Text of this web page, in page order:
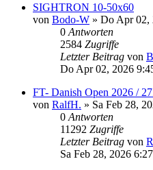
SIGHTRON 10-50x60
von Bodo-W » Do Apr 02,
0 Antworten
2584 Zugriffe
Letzter Beitrag von
Do Apr 02, 2026
FT- Danish Open 2026 /
von RalfH. » Sa Feb 28,
0 Antworten
11292 Zugriffe
Letzter Beitrag von
Sa Feb 28, 2026